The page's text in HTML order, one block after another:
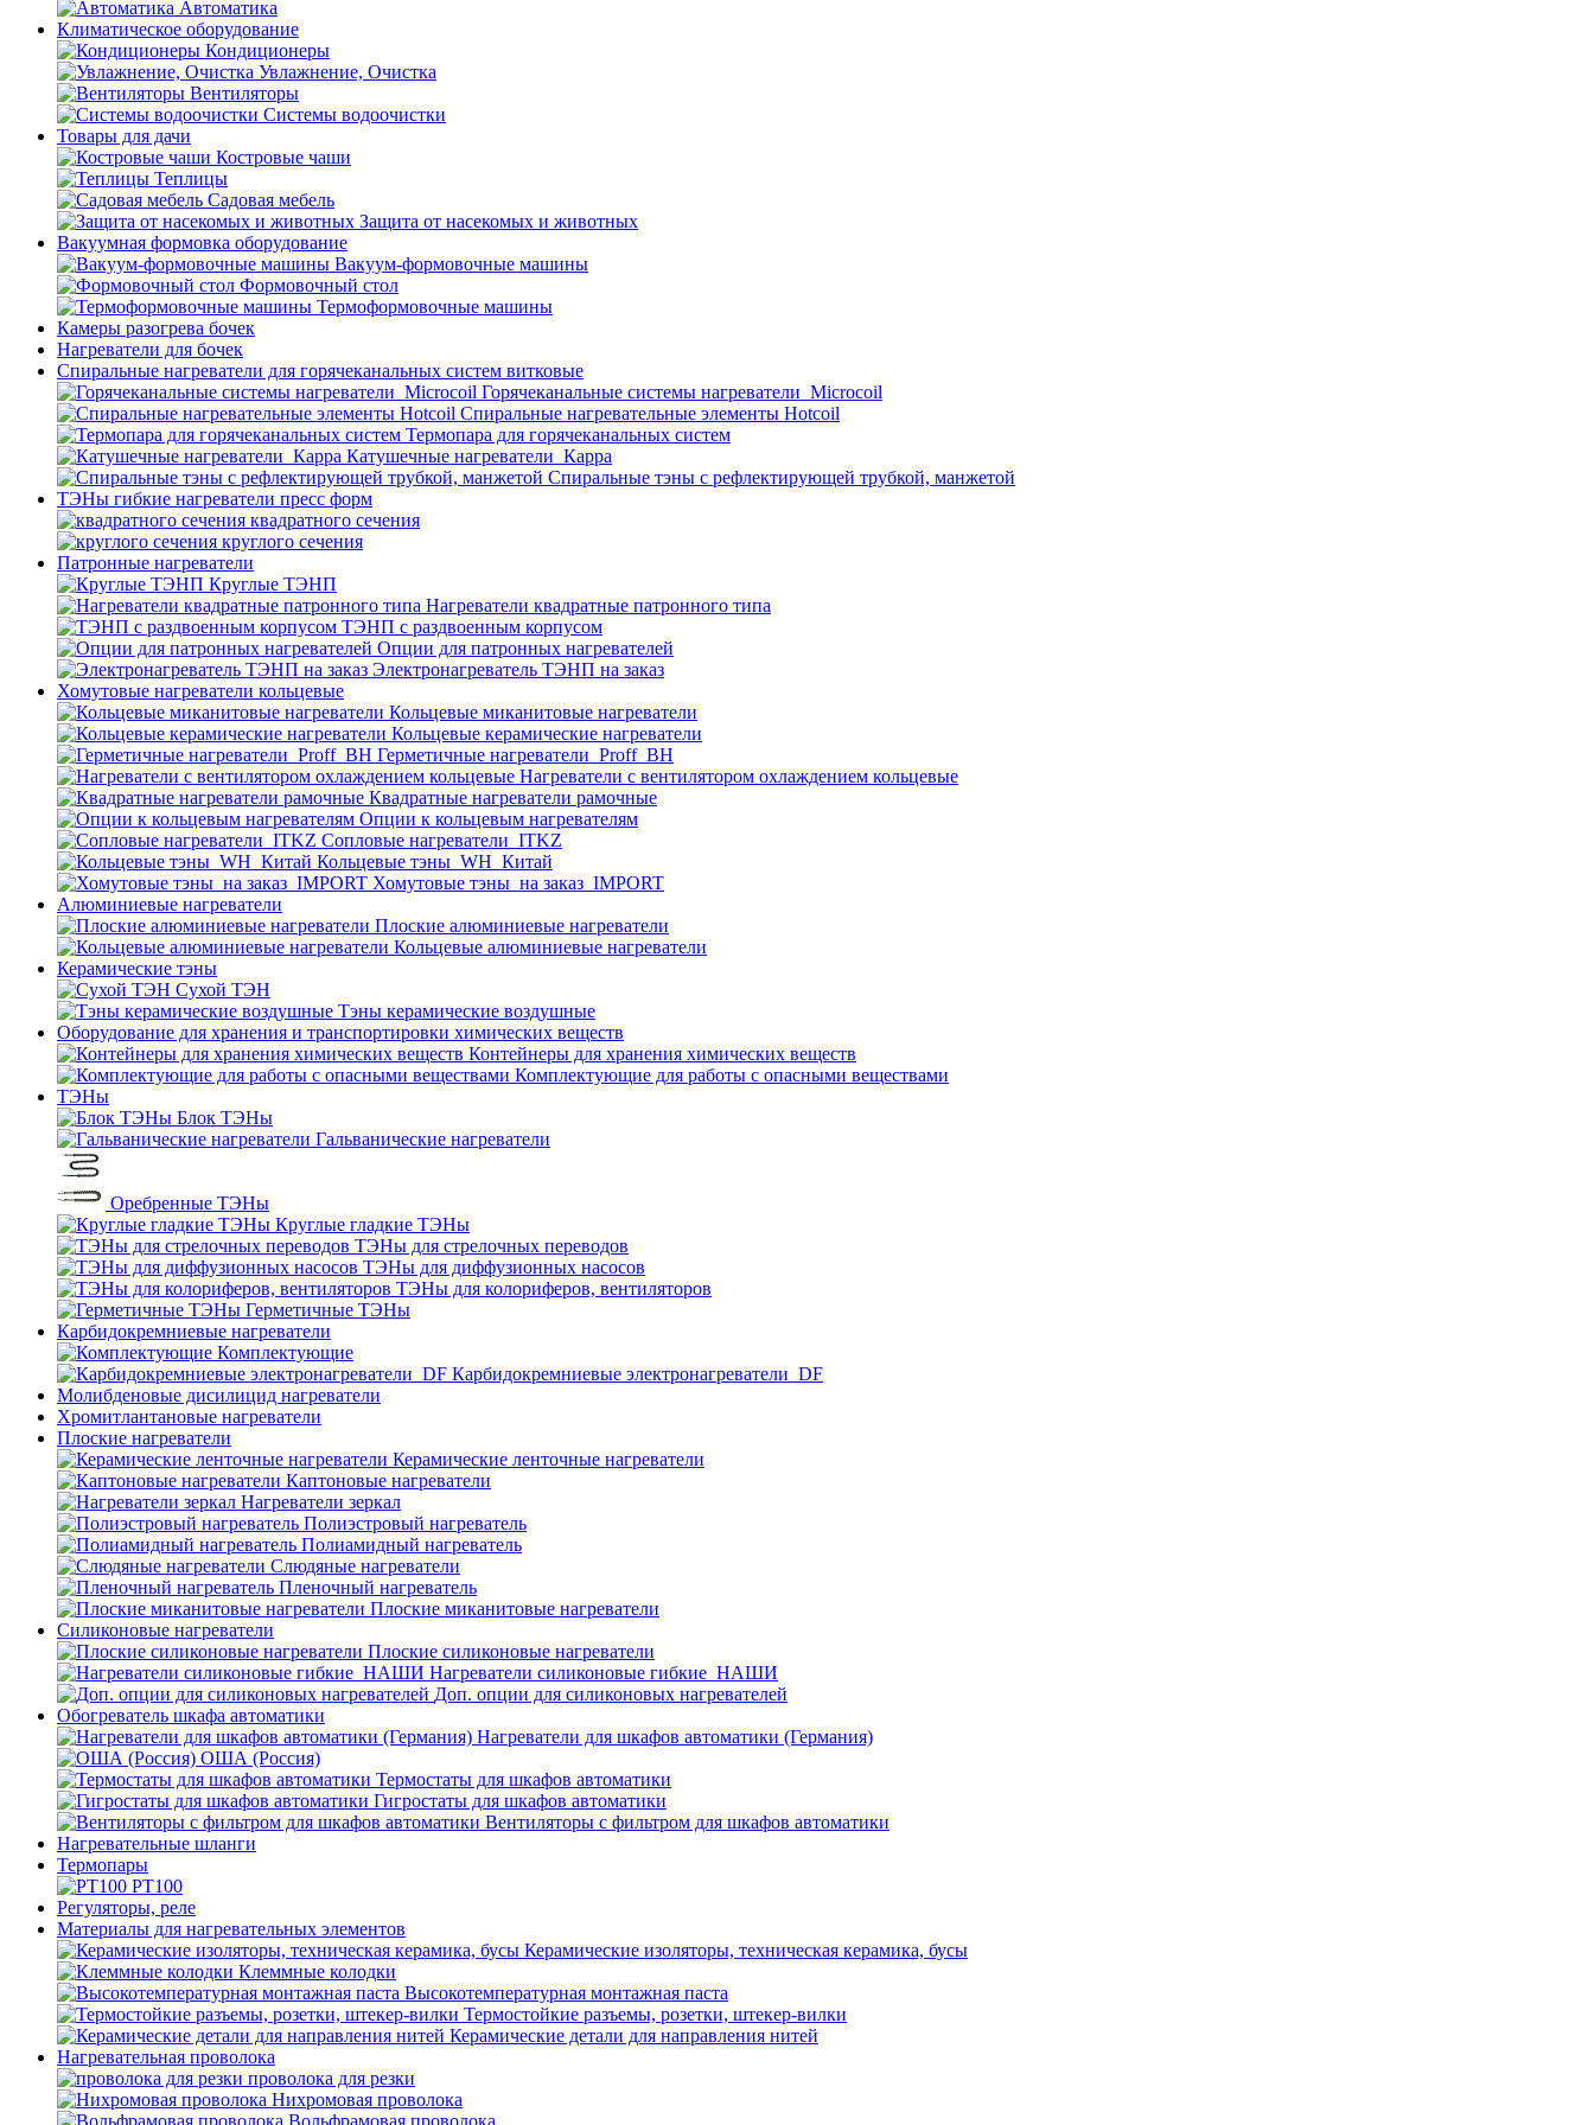
Автоматика
Климатическое оборудование
Кондиционеры
Увлажнение, Очистка
Вентиляторы
Системы водоочистки
Товары для дачи
Костровые чаши
Теплицы
Садовая мебель
Защита от насекомых и животных
Вакуумная формовка оборудование
Вакуум-формовочные машины
Формовочный стол
Термоформовочные машины
Камеры разогрева бочек
Нагреватели для бочек
Спиральные нагреватели для горячеканальных систем витковые
Горячеканальные системы нагреватели_Microcoil
Спиральные нагревательные элементы Hotcoil
Термопара для горячеканальных систем
Катушечные нагреватели_Карра
Спиральные тэны с рефлектирующей трубкой, манжетой
ТЭНы гибкие нагреватели пресс форм
квадратного сечения
круглого сечения
Патронные нагреватели
Круглые ТЭНП
Нагреватели квадратные патронного типа
ТЭНП с раздвоенным корпусом
Опции для патронных нагревателей
Электронагреватель ТЭНП на заказ
Хомутовые нагреватели кольцевые
Кольцевые миканитовые нагреватели
Кольцевые керамические нагреватели
Герметичные нагреватели_Proff_BH
Нагреватели с вентилятором охлаждением кольцевые
Квадратные нагреватели рамочные
Опции к кольцевым нагревателям
Cопловые нагреватели_ITKZ
Кольцевые тэны_WH_Китай
Хомутовые тэны_на заказ_IMPORT
Алюминиевые нагреватели
Плоские алюминиевые нагреватели
Кольцевые алюминиевые нагреватели
Керамические тэны
Сухой ТЭН
Тэны керамические воздушные
Оборудование для хранения и транспортировки химических веществ
Контейнеры для хранения химических веществ
Комплектующие для работы с опасными веществами
ТЭНы
Блок ТЭНы
Гальванические нагреватели
Оребренные ТЭНы
Круглые гладкие ТЭНы
ТЭНы для стрелочных переводов
ТЭНы для диффузионных насосов
ТЭНы для колориферов, вентиляторов
Герметичные ТЭНы
Карбидокремниевые нагреватели
Комплектующие
Карбидокремниевые электронагреватели_DF
Молибденовые дисилицид нагреватели
Хромитлантановые нагреватели
Плоские нагреватели
Керамические ленточные нагреватели
Каптоновые нагреватели
Нагреватели зеркал
Полиэстровый нагреватель
Полиамидный нагреватель
Слюдяные нагреватели
Пленочный нагреватель
Плоские миканитовые нагреватели
Силиконовые нагреватели
Плоские силиконовые нагреватели
Нагреватели силиконовые гибкие_НАШИ
Доп. опции для силиконовых нагревателей
Обогреватель шкафа автоматики
Нагреватели для шкафов автоматики (Германия)
ОША (Россия)
Термостаты для шкафов автоматики
Гигростаты для шкафов автоматики
Вентиляторы с фильтром для шкафов автоматики
Нагревательные шланги
Термопары
PT100
Регуляторы, реле
Материалы для нагревательных элементов
Керамические изоляторы, техническая керамика, бусы
Клеммные колодки
Высокотемпературная монтажная паста
Термостойкие разъемы, розетки, штекер-вилки
Керамические детали для направления нитей
Нагревательная проволока
проволока для резки
Нихромовая проволока
Вольфрамовая проволока